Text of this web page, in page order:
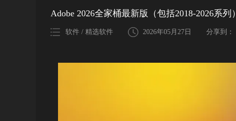
Adobe 2026全家桶最新版（包括2018-2026系列）
软件 / 精选软件 2026年05月27日 分享到：